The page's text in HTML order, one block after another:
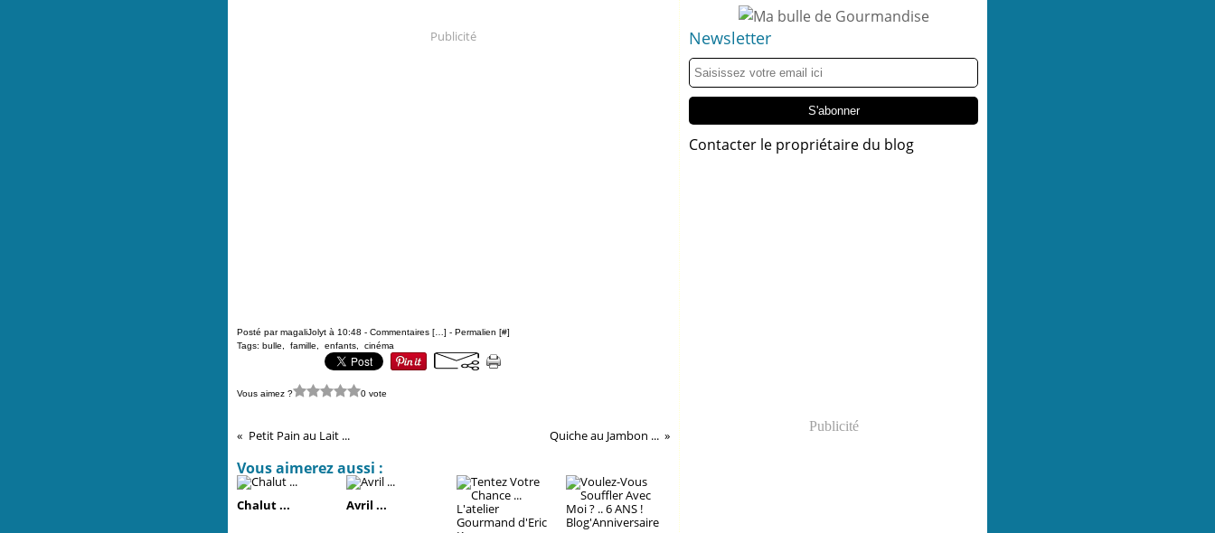
Publicité
Posté par magaliJolyt à 10:48 - Commentaires [ ] - Permalien [#]
Tags: bulle famille enfants cinéma
Vous aimez ? 0 vote
Petit Pain au Lait ... Quiche au Jambon ...
Vous aimerez aussi :
Chalut ... Avril ...
Newsletter
Contacter le propriétaire du blog
Publicité